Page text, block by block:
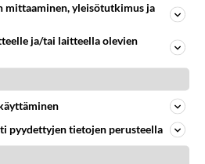
erääseen battlefield2
?...
2 373 0
mittaaminen, yleisötutkimus ja
ja/tai laitteella olevien
pyydettyjen tietojen perusteella